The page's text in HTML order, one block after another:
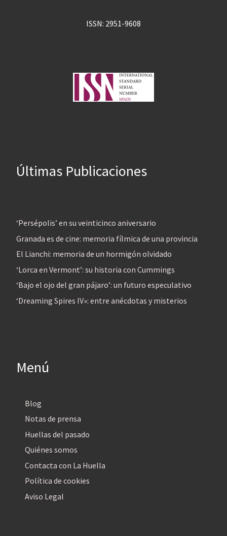
ISSN: 2951-9608
Últimas Publicaciones
‘Persépolis’ en su veinticinco aniversario
Granada es de cine: memoria fílmica de una provincia
El Lianchi: memoria de un hormigón olvidado
‘Lorca en Vermont’: su historia con Cummings
‘Bajo el ojo del gran pájaro’: un futuro especulativo
‘Dreaming Spires IV»: entre anécdotas y misterios
Menú
Blog
Notas de prensa
Huellas del pasado
Quiénes somos
Contacta con La Huella
Política de cookies
Aviso Legal